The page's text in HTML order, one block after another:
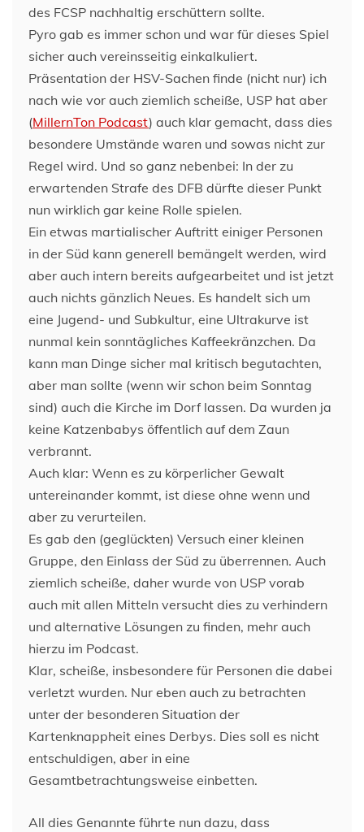
des FCSP nachhaltig erschüttern sollte.
Pyro gab es immer schon und war für dieses Spiel
sicher auch vereinsseitig einkalkuliert.
Präsentation der HSV-Sachen finde (nicht nur) ich
nach wie vor auch ziemlich scheiße, USP hat aber
(MillernTon Podcast) auch klar gemacht, dass dies
besondere Umstände waren und sowas nicht zur
Regel wird. Und so ganz nebenbei: In der zu
erwartenden Strafe des DFB dürfte dieser Punkt
nun wirklich gar keine Rolle spielen.
Ein etwas martialischer Auftritt einiger Personen
in der Süd kann generell bemängelt werden, wird
aber auch intern bereits aufgearbeitet und ist jetzt
auch nichts gänzlich Neues. Es handelt sich um
eine Jugend- und Subkultur, eine Ultrakurve ist
nunmal kein sonntägliches Kaffeekränzchen. Da
kann man Dinge sicher mal kritisch begutachten,
aber man sollte (wenn wir schon beim Sonntag
sind) auch die Kirche im Dorf lassen. Da wurden ja
keine Katzenbabys öffentlich auf dem Zaun
verbrannt.
Auch klar: Wenn es zu körperlicher Gewalt
untereinander kommt, ist diese ohne wenn und
aber zu verurteilen.
Es gab den (geglückten) Versuch einer kleinen
Gruppe, den Einlass der Süd zu überrennen. Auch
ziemlich scheiße, daher wurde von USP vorab
auch mit allen Mitteln versucht dies zu verhindern
und alternative Lösungen zu finden, mehr auch
hierzu im Podcast.
Klar, scheiße, insbesondere für Personen die dabei
verletzt wurden. Nur eben auch zu betrachten
unter der besonderen Situation der
Kartenknappheit eines Derbys. Dies soll es nicht
entschuldigen, aber in eine
Gesamtbetrachtungsweise einbetten.
All dies Genannte führte nun dazu, dass